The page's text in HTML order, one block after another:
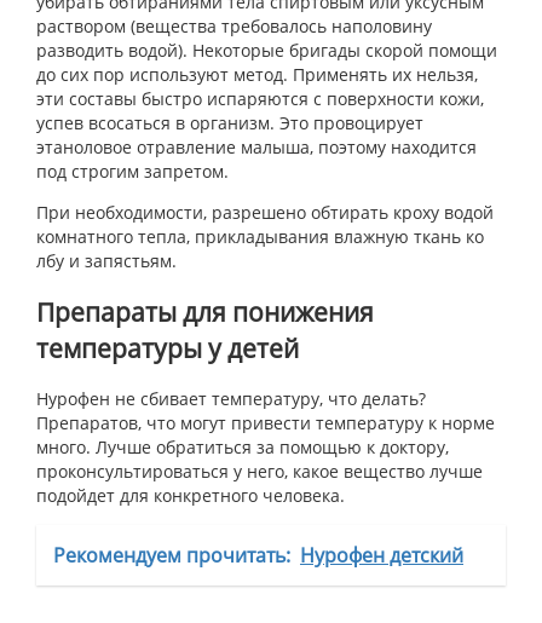
раствором (вещества требовалось наполовину
разводить водой). Некоторые бригады скорой помощи
до сих пор используют метод. Применять их нельзя,
эти составы быстро испаряются с поверхности кожи,
успев всосаться в организм. Это провоцирует
этаноловое отравление малыша, поэтому находится
под строгим запретом.
При необходимости, разрешено обтирать кроху водой
комнатного тепла, прикладывания влажную ткань ко
лбу и запястьям.
Препараты для понижения
температуры у детей
Нурофен не сбивает температуру, что делать?
Препаратов, что могут привести температуру к норме
много. Лучше обратиться за помощью к доктору,
проконсультироваться у него, какое вещество лучше
подойдет для конкретного человека.
Рекомендуем прочитать: Нурофен детский